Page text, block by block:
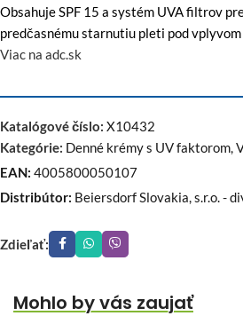
Obsahuje SPF 15 a systém UVA filtrov
predčasnému starnutiu pleti pod
Viac na adc.sk
Katalógové číslo: X10432
Kategórie: Denné krémy s UV faktorom,
EAN: 4005800050107
Distribútor: Beiersdorf Slovakia, s.r.o. -
Zdieľať:
Mohlo by vás zaujať